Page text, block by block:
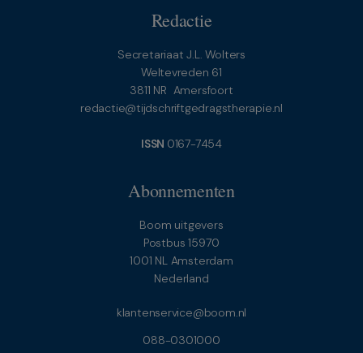
Redactie
Secretariaat J.L. Wolters
Weltevreden 61
3811 NR Amersfoort
redactie@tijdschriftgedragstherapie.nl
ISSN 0167-7454
Abonnementen
Boom uitgevers
Postbus 15970
1001 NL Amsterdam
Nederland
klantenservice@boom.nl
088-0301000